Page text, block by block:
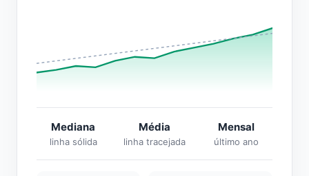
Mediana
linha sólida
Média
linha tracejada
Mensal
último ano